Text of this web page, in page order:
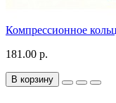
Компрессионное
181.00 р.
В корзину